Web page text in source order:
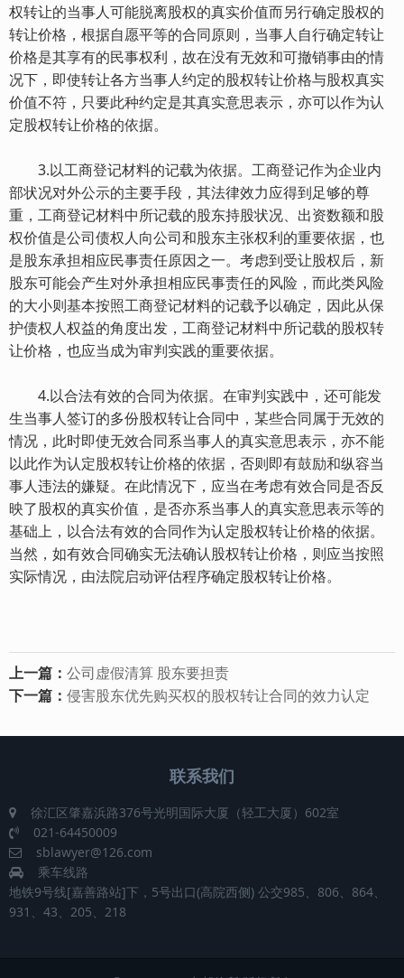
权转让的当事人可能脱离股权的真实价值而另行确定股权的
转让价格，根据自愿平等的合同原则，当事人自行确定转让
价格是其享有的民事权利，故在没有无效和可撤销事由的情
况下，即使转让各方当事人约定的股权转让价格与股权真实
价值不符，只要此种约定是其真实意思表示，亦可以作为认
定股权转让价格的依据。
3.以工商登记材料的记载为依据。工商登记作为企业内
部状况对外公示的主要手段，其法律效力应得到足够的尊
重，工商登记材料中所记载的股东持股状况、出资数额和股
权价值是公司债权人向公司和股东主张权利的重要依据，也
是股东承担相应民事责任原因之一。考虑到受让股权后，新
股东可能会产生对外承担相应民事责任的风险，而此类风险
的大小则基本按照工商登记材料的记载予以确定，因此从保
护债权人权益的角度出发，工商登记材料中所记载的股权转
让价格，也应当成为审判实践的重要依据。
4.以合法有效的合同为依据。在审判实践中，还可能发
生当事人签订的多份股权转让合同中，某些合同属于无效的
情况，此时即使无效合同系当事人的真实意思表示，亦不能
以此作为认定股权转让价格的依据，否则即有鼓励和纵容当
事人违法的嫌疑。在此情况下，应当在考虑有效合同是否反
映了股权的真实价值，是否亦系当事人的真实意思表示等的
基础上，以合法有效的合同作为认定股权转让价格的依据。
当然，如有效合同确实无法确认股权转让价格，则应当按照
实际情况，由法院启动评估程序确定股权转让价格。
上一篇： 公司虚假清算 股东要担责
下一篇： 侵害股东优先购买权的股权转让合同的效力认定
联系我们
徐汇区肇嘉浜路376号光明国际大厦（轻工大厦）602室
021-64450009
sblawyer@126.com
乘车线路
地铁9号线[嘉善路站]下，5号出口(高院西侧) 公交985、806、864、
931、43、205、218